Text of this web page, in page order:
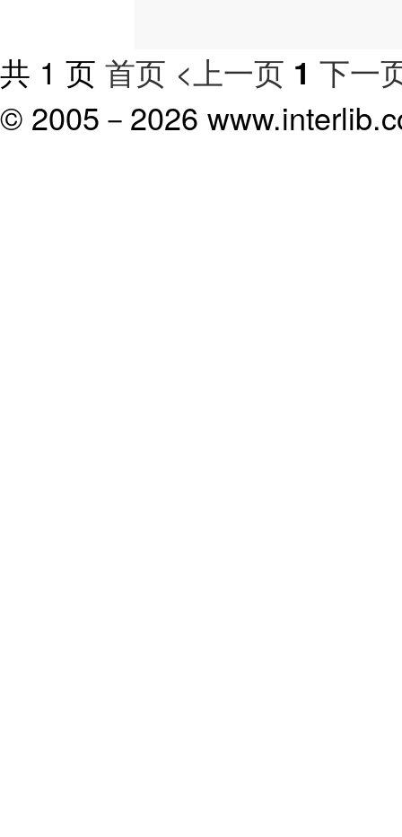
共 1 页 首页 <上一页 1 下一
© 2005－ 2026